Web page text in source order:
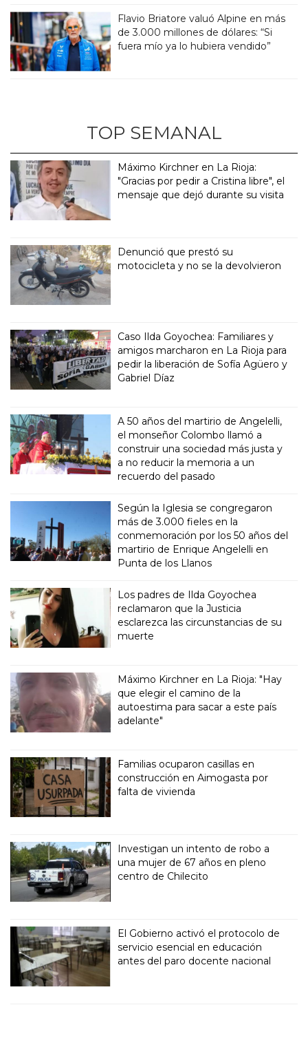
Flavio Briatore valuó Alpine en más
de 3.000 millones de dólares: “Si
fuera mío ya lo hubiera vendido”
TOP SEMANAL
Máximo Kirchner en La Rioja:
"Gracias por pedir a Cristina libre", el
mensaje que dejó durante su visita
Denunció que prestó su
motocicleta y no se la devolvieron
Caso Ilda Goyochea: Familiares y
amigos marcharon en La Rioja para
pedir la liberación de Sofía Agüero y
Gabriel Díaz
A 50 años del martirio de Angelelli,
el monseñor Colombo llamó a
construir una sociedad más justa y
a no reducir la memoria a un
recuerdo del pasado
Según la Iglesia se congregaron
más de 3.000 fieles en la
conmemoración por los 50 años del
martirio de Enrique Angelelli en
Punta de los Llanos
Los padres de Ilda Goyochea
reclamaron que la Justicia
esclarezca las circunstancias de su
muerte
Máximo Kirchner en La Rioja: "Hay
que elegir el camino de la
autoestima para sacar a este país
adelante"
Familias ocuparon casillas en
construcción en Aimogasta por
falta de vivienda
Investigan un intento de robo a
una mujer de 67 años en pleno
centro de Chilecito
El Gobierno activó el protocolo de
servicio esencial en educación
antes del paro docente nacional